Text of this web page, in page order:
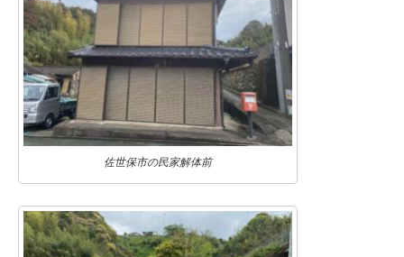
佐世保市の民家解体前